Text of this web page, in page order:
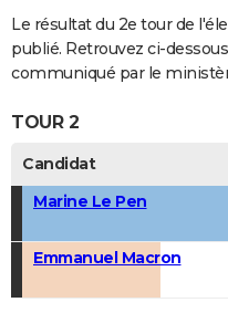
COPAINS D'AVANT
Se connecter
Collèges
Universités
Entreprises
Service militaire
Avis de recherche
AVIS DE DÉCÈS
FORUM
Bricolage
Culture
Television
Voyage
Le résultat du 2e tour de
publié. Retrouvez ci-
communiqué par le
TOUR 2
Candidat
Marine Le Pen
Emmanuel Macron